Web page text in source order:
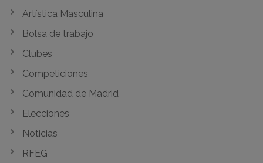
Artística Masculina
Bolsa de trabajo
Clubes
Competiciones
Comunidad de Madrid
Elecciones
Noticias
RFEG